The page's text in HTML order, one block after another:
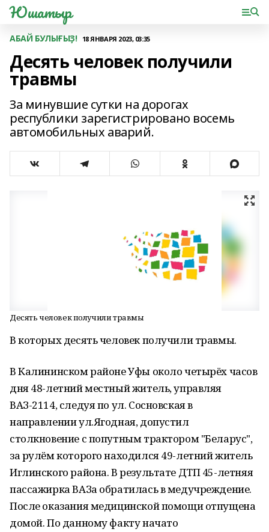
Юшатыр
АБАЙ БУЛЫҒЫҘ! 18 ЯНВАРЯ 2023, 03:35
Десять человек получили
травмы
За минувшие сутки на дорогах
республики зарегистрировано восемь
автомобильных аварий.
Десять человек получили травмы
В которых десять человек получили травмы.
В Калининском районе Уфы около четырёх часов
дня 48-летний местный житель, управляя
ВАЗ-2114, следуя по ул. Сосновская в
направлении ул.Ягодная, допустил
столкновение с попутным трактором "Беларус",
за рулём которого находился 49-летний житель
Иглинского района. В результате ДТП 45-летняя
пассажирка ВАЗа обратилась в медучреждение.
После оказания медицинской помощи отпущена
домой. По данному факту начато